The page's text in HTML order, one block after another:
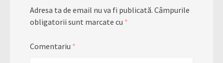
Adresa ta de email nu va fi publicată. Câmpurile
obligatorii sunt marcate cu *
Comentariu *